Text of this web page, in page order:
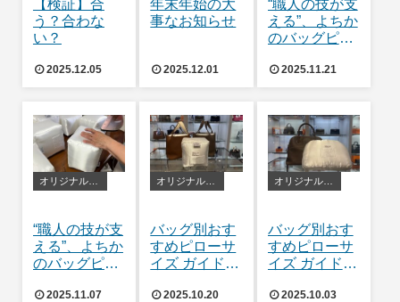
【検証】合
う？合わな
い？
2025.12.05
年末年始の大
事なお知らせ
2025.12.01
“職人の技が支
える”、よちか
のバッグピロ
2025.11.21
オリジナルバッグピロー
“職人の技が支
える”、よちか
のバッグピロ
2025.11.07
バッグ別おす
すめピローサ
イズ ガイド
2025.10.20
オリジナルバッグピロー
バッグ別おす
すめピローサ
イズ ガイド
2025.10.03